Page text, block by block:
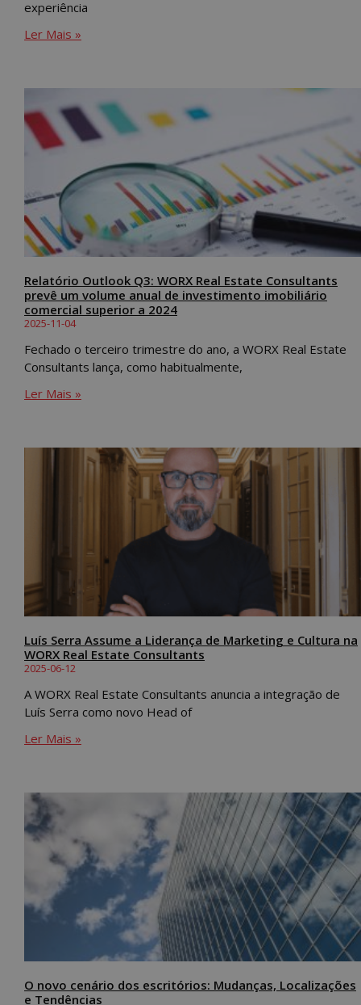
experiência
Ler Mais »
Relatório Outlook Q3: WORX Real Estate Consultants
prevê um volume anual de investimento imobiliário
comercial superior a 2024
2025-11-04
Fechado o terceiro trimestre do ano, a WORX Real Estate
Consultants lança, como habitualmente,
Ler Mais »
Luís Serra Assume a Liderança de Marketing e Cultura na
WORX Real Estate Consultants
2025-06-12
A WORX Real Estate Consultants anuncia a integração de
Luís Serra como novo Head of
Ler Mais »
O novo cenário dos escritórios: Mudanças, Localizações
e Tendências